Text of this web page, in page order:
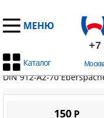
МЕНЮ
+7
Каталог
Главная / Запчасти
DIN 912-A2-70
150 P